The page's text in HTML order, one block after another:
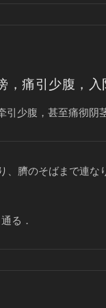
痛引少腹，入
少腹，甚至痛彻阴
、臍のそばまで連
る．